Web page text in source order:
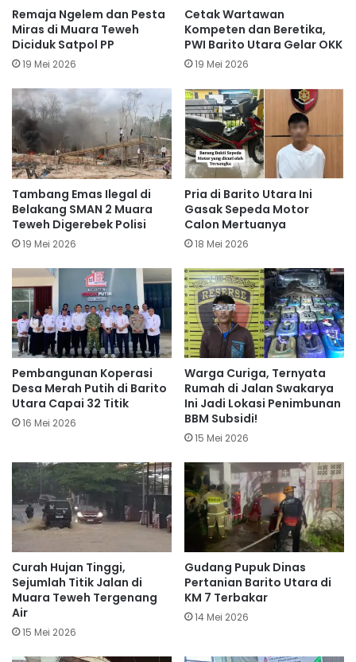
Remaja Ngelem dan Pesta
Miras di Muara Teweh
Diciduk Satpol PP
19 Mei 2026
Cetak Wartawan
Kompeten dan Beretika,
PWI Barito Utara Gelar OKK
19 Mei 2026
Tambang Emas Ilegal di
Belakang SMAN 2 Muara
Teweh Digerebek Polisi
19 Mei 2026
Pria di Barito Utara Ini
Gasak Sepeda Motor
Calon Mertuanya
18 Mei 2026
Pembangunan Koperasi
Desa Merah Putih di Barito
Utara Capai 32 Titik
16 Mei 2026
Warga Curiga, Ternyata
Rumah di Jalan Swakarya
Ini Jadi Lokasi Penimbunan
BBM Subsidi!
15 Mei 2026
Curah Hujan Tinggi,
Sejumlah Titik Jalan di
Muara Teweh Tergenang
Air
15 Mei 2026
Gudang Pupuk Dinas
Pertanian Barito Utara di
KM 7 Terbakar
14 Mei 2026